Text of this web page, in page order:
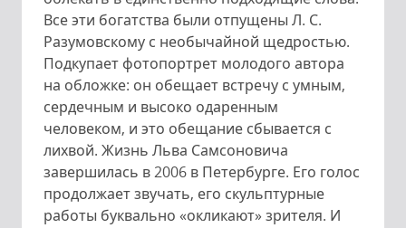
Все эти богатства были отпущены Л. С.
Разумовскому с необычайной щедростью.
Подкупает фотопортрет молодого автора
на обложке: он обещает встречу с умным,
сердечным и высоко одаренным
человеком, и это обещание сбывается с
лихвой. Жизнь Льва Самсоновича
завершилась в 2006 в Петербурге. Его голос
продолжает звучать, его скульптурные
работы буквально «окликают» зрителя. И